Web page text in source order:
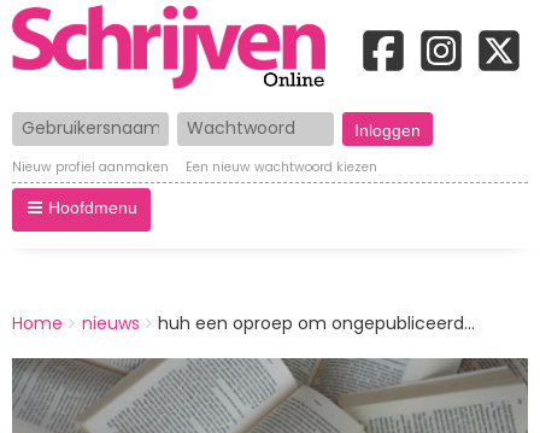
Gebruikersnaam Wachtwoord
Nieuw profiel aanmaken Een nieuw wachtwoord kiezen
Hoofdmenu
BREADCRUMBS
You
here:
Home nieuws
huh een oproep om ongepubliceerd...
Afbeelding